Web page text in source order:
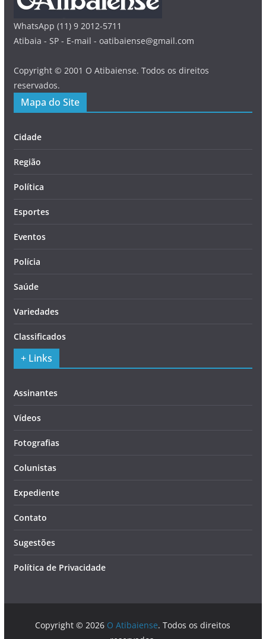
WhatsApp (11) 9 2012-5711
Atibaia - SP - E-mail - oatibaiense@gmail.com
Copyright © 2001 O Atibaiense. Todos os direitos
reservados.
Mapa do Site
Cidade
Região
Política
Esportes
Eventos
Polícia
Saúde
Variedades
Classificados
+ Links
Assinantes
Vídeos
Fotografias
Colunistas
Expediente
Contato
Sugestões
Política de Privacidade
Copyright © 2026 O Atibaiense. Todos os direitos